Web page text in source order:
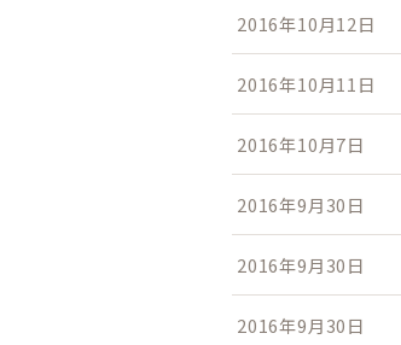
2016年10月12日
2016年10月11日
2016年10月7日
2016年9月30日
2016年9月30日
2016年9月30日